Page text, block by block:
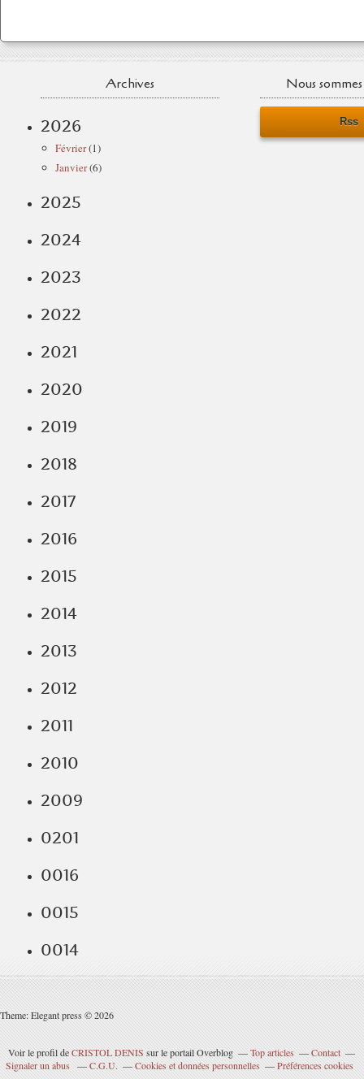
Archives
2026
Février(1)
Janvier(6)
2025
2024
2023
2022
2021
2020
2019
2018
2017
2016
2015
2014
2013
2012
2011
2010
2009
0201
0016
0015
0014
Nous
Rss
Theme: Elegant press © 2026
Voir le profil deCRISTOL DENIS sur le portail Overblog Top articles
Contact
Signaler un abus
C.G.U. Cookies et données personnelles Préférences cookies